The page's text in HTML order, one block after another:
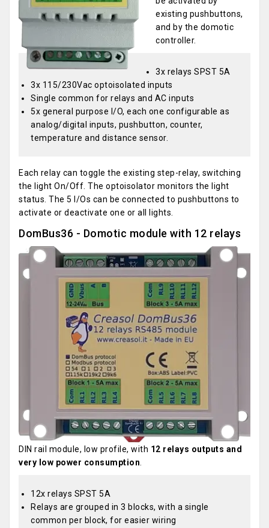
existing pushbuttons,
and by the domotic
controller.
3x relays SPST 5A
3x 115/230Vac optoisolated inputs
Single common for relays and AC inputs
5x general purpose I/O, each one configurable as
analog/digital inputs, pushbutton, counter,
temperature and distance sensor.
Each relay can toggle the existing step-relay, switching
the light On/Off. The optoisolator monitors the light
status. The 5 I/Os can be connected to pushbuttons to
activate or deactivate one or all lights.
DomBus36 - Domotic module with 12 relays
DIN rail module, low profile, with 12 relays outputs and
very low power consumption.
12x relays SPST 5A
Relays are grouped in 3 blocks, with a single
common per block, for easier wiring